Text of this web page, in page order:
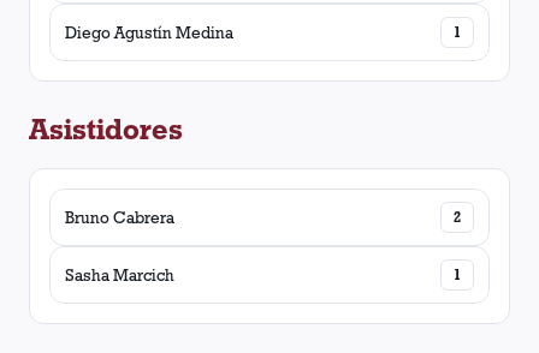
Diego Agustín Medina 1
Asistidores
Bruno Cabrera 2
Sasha Marcich 1